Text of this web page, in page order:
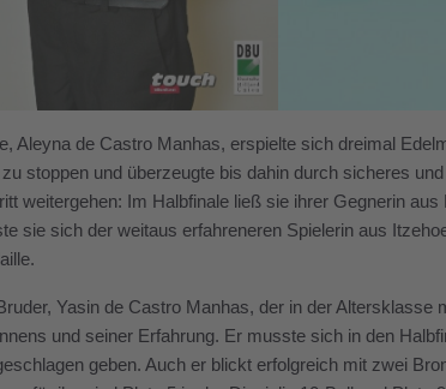
Aleyna de Castro Manhas, erspielte sich dreimal
stoppen und überzeugte bis dahin durch sicheres
weitergehen: Im Halbfinale ließ sie ihrer Gegnerin
sie sich der weitaus erfahreneren Spielerin aus
Yasin de Castro Manhas, der in der
und seiner Erfahrung. Er musste sich in den
geben. Auch er blickt erfolgreich mit zwei